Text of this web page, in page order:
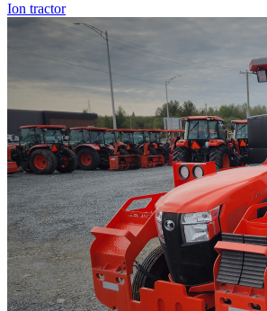
Ion tractor